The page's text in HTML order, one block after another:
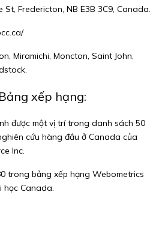
St, Fredericton, NB E3B 3C9, Canada.
Miramichi, Moncton, Saint John,
xếp hạng:
được một vị trí trong danh sách 50
cứu hàng đầu ở Canada của
Inc.
trong bảng xếp hạng Webometrics
học Canada.